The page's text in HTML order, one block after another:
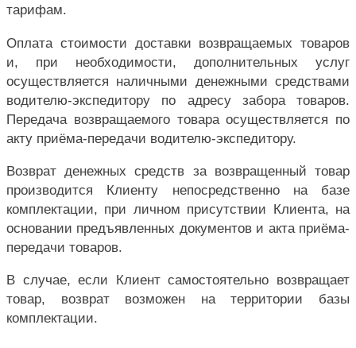
тарифам.
Оплата стоимости доставки возвращаемых товаров
и, при необходимости, дополнительных услуг
осуществляется наличными денежными средствами
водителю-экспедитору по адресу забора товаров.
Передача возвращаемого товара осуществляется по
акту приёма-передачи водителю-экспедитору.
Возврат денежных средств за возвращенный товар
производится Клиенту непосредственно на базе
комплектации, при личном присутствии Клиента, на
основании предъявленных документов и акта приёма-
передачи товаров.
В случае, если Клиент самостоятельно возвращает
товар, возврат возможен на территории базы
комплектации.